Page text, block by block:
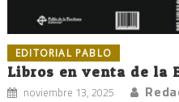
EDITORIAL PABLO
Libros en venta de la
noviembre 13, 2025